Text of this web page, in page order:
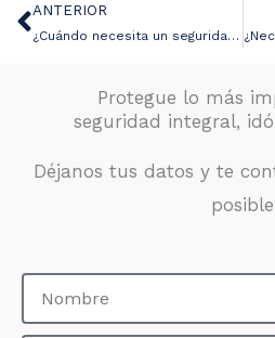
Ant
ANTERIOR
¿Cuándo necesita un seguridad temporal en Panamá?
Protegue lo más
seguridad integral,
Déjanos tus datos y te
posible
Nombre